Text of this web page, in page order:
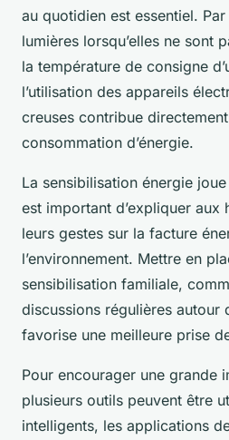
au quotidien est essentiel.
lumières lorsqu’elles ne sont
la température de consigne
l’utilisation des appareils
creuses contribue
consommation d’énergie.
La sensibilisation énergie
est important d’expliquer aux
leurs gestes sur la facture
l’environnement. Mettre en
sensibilisation familiale,
discussions régulières autour
favorise une meilleure prise
Pour encourager une grande
plusieurs outils peuvent être
intelligents, les applications